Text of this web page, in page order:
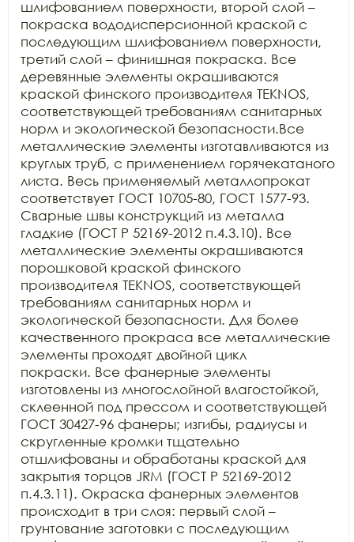
шлифованием поверхности, второй слой –
покраска вододисперсионной краской с
последующим шлифованием поверхности,
третий слой – финишная покраска. Все
деревянные элементы окрашиваются
краской финского производителя TEKNOS,
соответствующей требованиям санитарных
норм и экологической безопасности.Все
металлические элементы изготавливаются из
круглых труб, с применением горячекатаного
листа. Весь применяемый металлопрокат
соответствует ГОСТ 10705-80, ГОСТ 1577-93.
Сварные швы конструкций из металла
гладкие (ГОСТ Р 52169-2012 п.4.3.10). Все
металлические элементы окрашиваются
порошковой краской финского
производителя TEKNOS, соответствующей
требованиям санитарных норм и
экологической безопасности. Для более
качественного прокраса все металлические
элементы проходят двойной цикл
покраски. Все фанерные элементы
изготовлены из многослойной влагостойкой,
склеенной под прессом и соответствующей
ГОСТ 30427-96 фанеры; изгибы, радиусы и
скругленные кромки тщательно
отшлифованы и обработаны краской для
закрытия торцов JRM (ГОСТ Р 52169-2012
п.4.3.11). Окраска фанерных элементов
происходит в три слоя: первый слой –
грунтование заготовки с последующим